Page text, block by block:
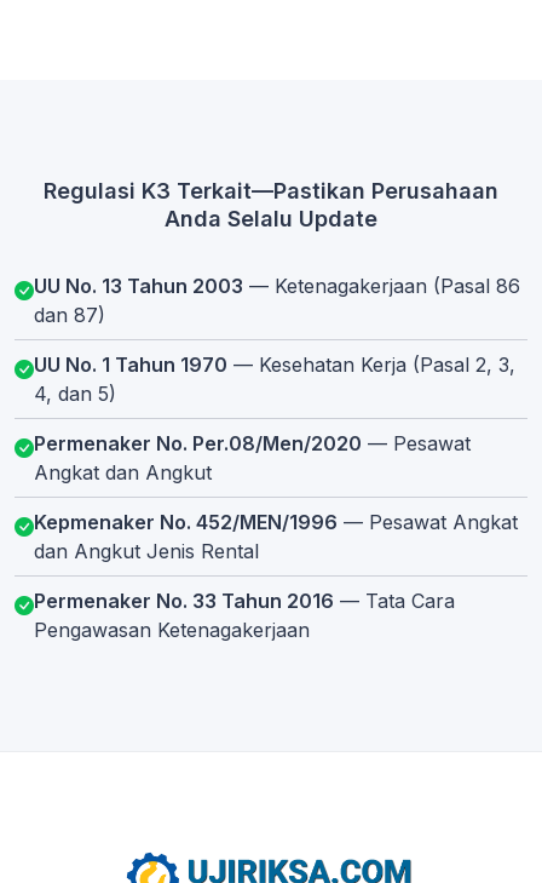
Regulasi K3 Terkait—Pastikan Perusahaan
Anda Selalu Update
UU No. 13 Tahun 2003 — Ketenagakerjaan (Pasal 86
dan 87)
UU No. 1 Tahun 1970 — Kesehatan Kerja (Pasal 2, 3,
4, dan 5)
Permenaker No. Per.08/Men/2020 — Pesawat
Angkat dan Angkut
Kepmenaker No. 452/MEN/1996 — Pesawat Angkat
dan Angkut Jenis Rental
Permenaker No. 33 Tahun 2016 — Tata Cara
Pengawasan Ketenagakerjaan